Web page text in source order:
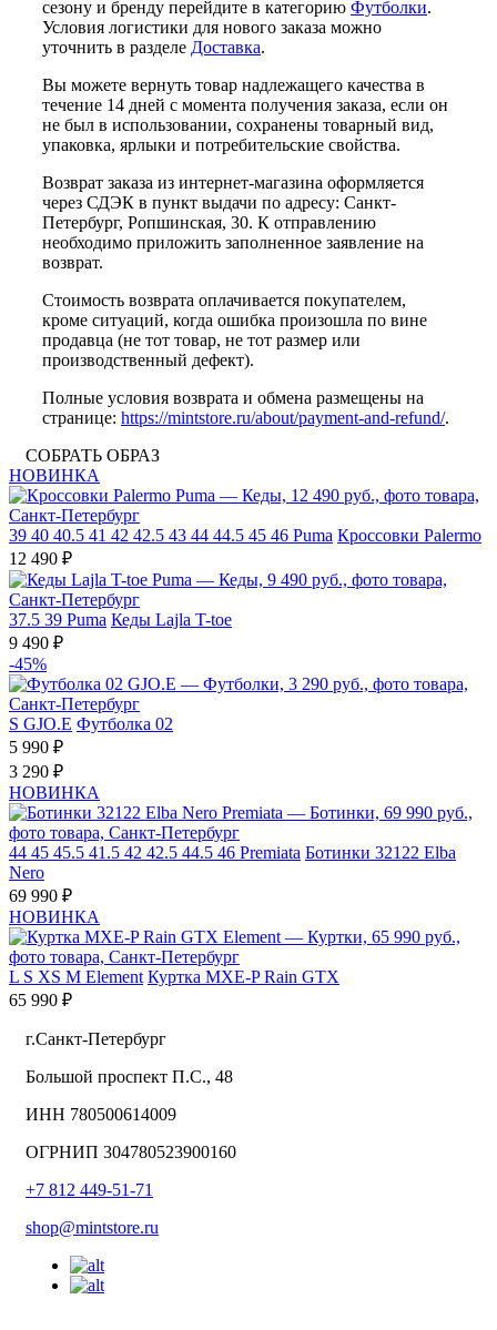
сезону и бренду перейдите в категорию Футболки.
Условия логистики для нового заказа можно
уточнить в разделе Доставка.
Вы можете вернуть товар надлежащего качества в
течение 14 дней с момента получения заказа, если он
не был в использовании, сохранены товарный вид,
упаковка, ярлыки и потребительские свойства.
Возврат заказа из интернет-магазина оформляется
через СДЭК в пункт выдачи по адресу: Санкт-
Петербург, Ропшинская, 30. К отправлению
необходимо приложить заполненное заявление на
возврат.
Стоимость возврата оплачивается покупателем,
кроме ситуаций, когда ошибка произошла по вине
продавца (не тот товар, не тот размер или
производственный дефект).
Полные условия возврата и обмена размещены на
странице: https://mintstore.ru/about/payment-and-refund/.
СОБРАТЬ ОБРАЗ
НОВИНКА
39 40 40.5 41 42 42.5 43 44 44.5 45 46 Puma Кроссовки Palermo
12 490 ₽
37.5 39 Puma Кеды Lajla T-toe
9 490 ₽
-45%
S GJO.E Футболка 02
5 990 ₽
3 290 ₽
НОВИНКА
44 45 45.5 41.5 42 42.5 44.5 46 Premiata Ботинки 32122 Elba
Nero
69 990 ₽
НОВИНКА
L S XS M Element Куртка MXE-P Rain GTX
65 990 ₽
г.Санкт-Петербург
Большой проспект П.С., 48
ИНН 780500614009
ОГРНИП 304780523900160
+7 812 449-51-71
shop@mintstore.ru